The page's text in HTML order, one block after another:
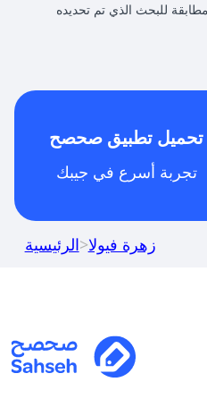
تحميل تطبيق صحصح
تجربة أسرع في جيبك
الرئيسية>زهرة فيولا